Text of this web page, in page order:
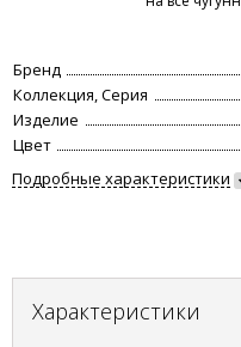
Бренд
Коллекция, Серия
Изделие
Цвет
Подробные характеристики
Характеристики